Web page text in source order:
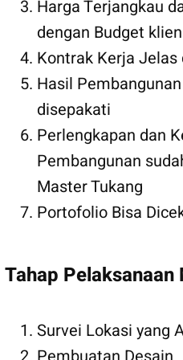
Harga Terjangkau
dengan Budget klien
Kontrak Kerja Jelas
Hasil
disepakati
Perlengkapan dan
Pembangunan
Master Tukang
Portofolio Bisa
Tahap
Survei Lokasi yang